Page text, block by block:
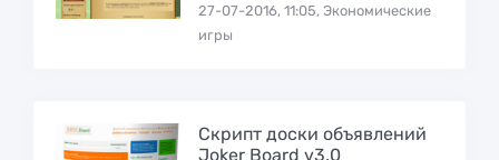
27-07-2016, 11:05, Экономические
игры
Скрипт доски объявлений
Joker Board v3.0